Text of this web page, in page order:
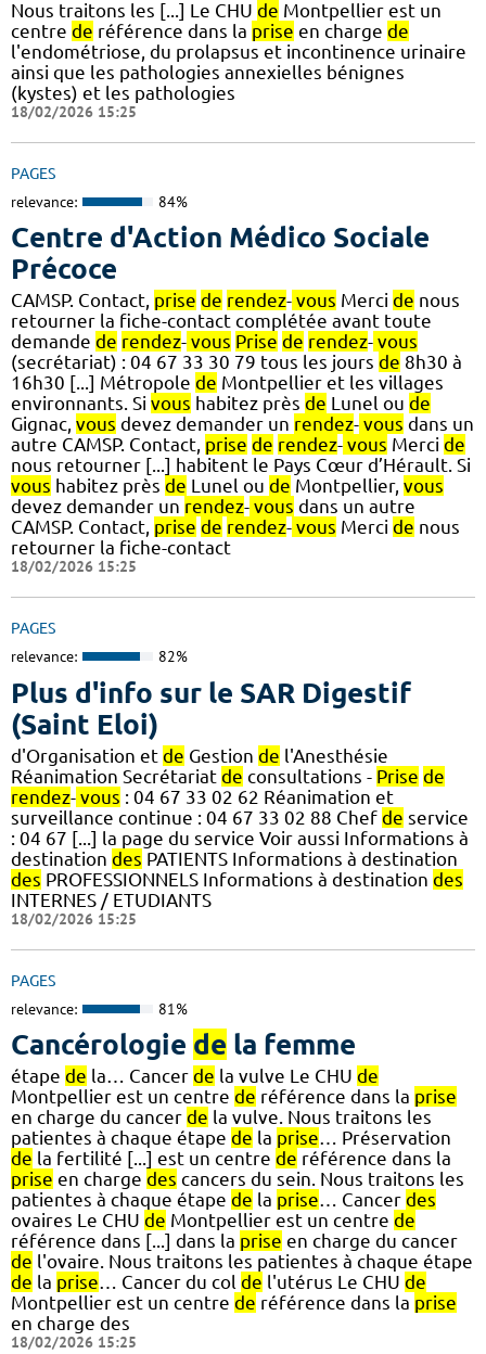
Nous traitons les [...] Le CHU de Montpellier est un
centre de référence dans la prise en charge de
l'endométriose, du prolapsus et incontinence urinaire
ainsi que les pathologies annexielles bénignes
(kystes) et les pathologies
18/02/2026 15:25
PAGES
relevance: 84%
Centre d'Action Médico Sociale
Précoce
CAMSP. Contact, prise de rendez- vous Merci de nous
retourner la fiche-contact complétée avant toute
demande de rendez- vous Prise de rendez- vous
(secrétariat) : 04 67 33 30 79 tous les jours de 8h30 à
16h30 [...] Métropole de Montpellier et les villages
environnants. Si vous habitez près de Lunel ou de
Gignac, vous devez demander un rendez- vous dans un
autre CAMSP. Contact, prise de rendez- vous Merci de
nous retourner [...] habitent le Pays Cœur d’Hérault. Si
vous habitez près de Lunel ou de Montpellier, vous
devez demander un rendez- vous dans un autre
CAMSP. Contact, prise de rendez- vous Merci de nous
retourner la fiche-contact
18/02/2026 15:25
PAGES
relevance: 82%
Plus d'info sur le SAR Digestif
(Saint Eloi)
d'Organisation et de Gestion de l'Anesthésie
Réanimation Secrétariat de consultations - Prise de
rendez- vous : 04 67 33 02 62 Réanimation et
surveillance continue : 04 67 33 02 88 Chef de service
: 04 67 [...] la page du service Voir aussi Informations à
destination des PATIENTS Informations à destination
des PROFESSIONNELS Informations à destination des
INTERNES / ETUDIANTS
18/02/2026 15:25
PAGES
relevance: 81%
Cancérologie de la femme
étape de la… Cancer de la vulve Le CHU de
Montpellier est un centre de référence dans la prise
en charge du cancer de la vulve. Nous traitons les
patientes à chaque étape de la prise… Préservation
de la fertilité [...] est un centre de référence dans la
prise en charge des cancers du sein. Nous traitons les
patientes à chaque étape de la prise… Cancer des
ovaires Le CHU de Montpellier est un centre de
référence dans [...] dans la prise en charge du cancer
de l'ovaire. Nous traitons les patientes à chaque étape
de la prise… Cancer du col de l'utérus Le CHU de
Montpellier est un centre de référence dans la prise
en charge des
18/02/2026 15:25